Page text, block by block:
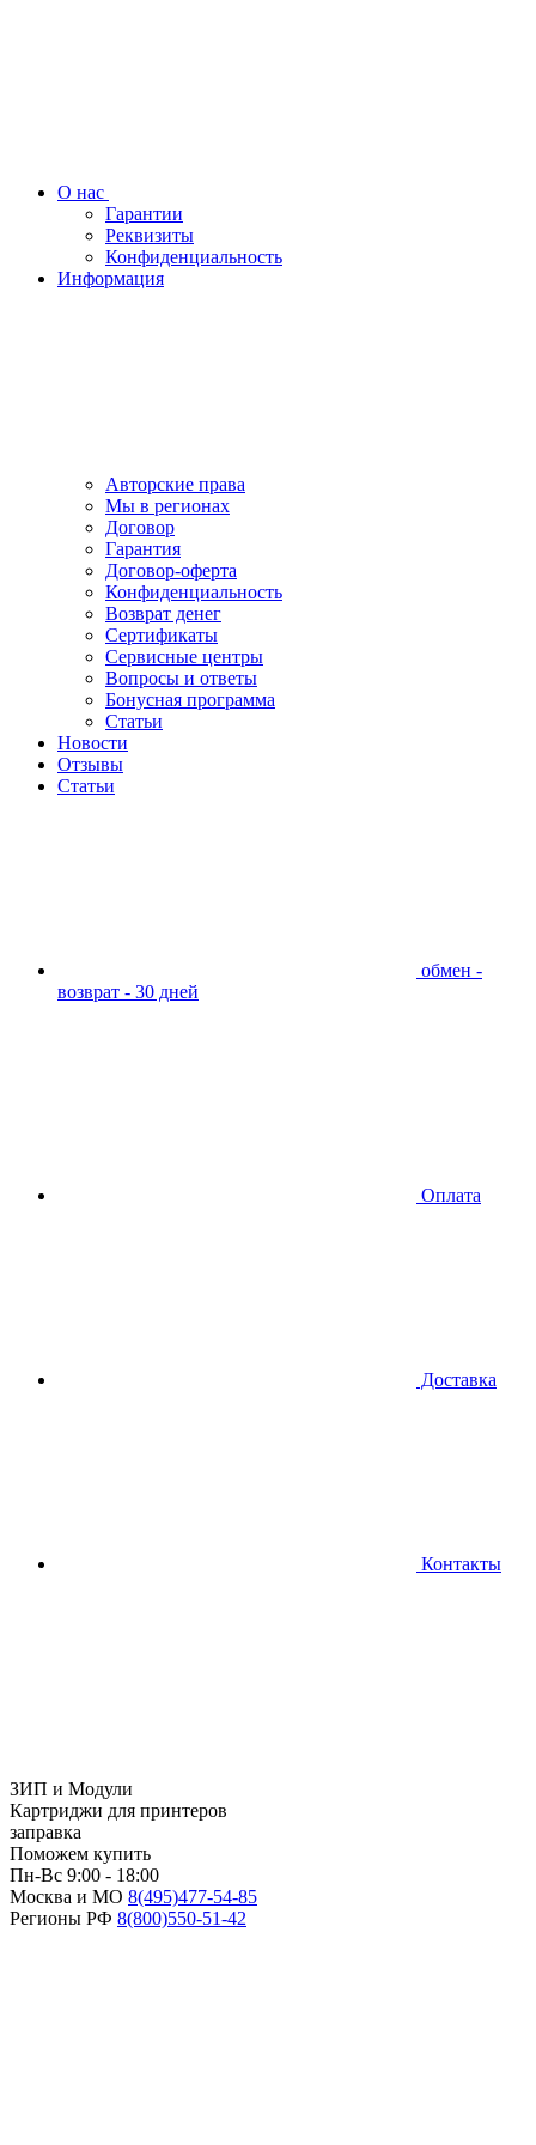
О нас
Гарантии
Реквизиты
Конфиденциальность
Информация
Авторские права
Мы в регионах
Договор
Гарантия
Договор-оферта
Конфиденциальность
Возврат денег
Сертификаты
Сервисные центры
Вопросы и ответы
Бонусная программа
Статьи
Новости
Отзывы
Статьи
обмен -
возврат - 30 дней
Оплата
Доставка
Контакты
ЗИП и Модули
Картриджи для принтеров
заправка
Поможем купить
Пн-Вс 9:00 - 18:00
Москва и МО 8(495)477-54-85
Регионы РФ 8(800)550-51-42